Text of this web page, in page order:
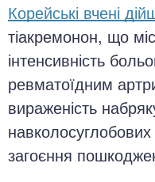
Корейські вчені
тіакремонон, що
інтенсивність
ревматоїдним
вираженість
загоєння